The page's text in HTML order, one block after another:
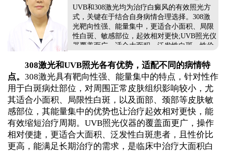
UVB和308激光均为治疗白癜风的有效照光方
式，关键在于结合自身病情合理选择。308激
光靶向性强、能量集中，更适合小面积、局限
性白斑、敏感部位，起效相对更快;UVB照光仪
器覆盖面广，适合大面积、泛发性白斑，性价
积、部位、病程等因素制定个性化照光方案，
规范治疗，促进黑色素恢复，提升复色效
果。...
308激光和UVB照光各有优势，适配不同的病情特
点。 308激光具有靶向性强、能量集中的特点，针对性作
用于白斑病灶部位，对周围正常皮肤组织影响较小，尤
其适合小面积、局限性白斑，以及面部、颈部等皮肤敏
感部位，其能量集中的优势也让治疗起效相对更快，能
有效缩短治疗周期。UVB照光仪器的覆盖面更广，操作
相对便捷，更适合大面积、泛发性白斑患者，且性价比
更高，能满足长期治疗的需求，是临床中治疗大面积白